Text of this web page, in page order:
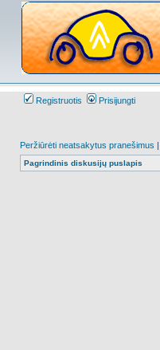
Registruotis Prisijungti
Peržiūrėti neatsakytus pranešimus |
Pagrindinis diskusijų puslapis